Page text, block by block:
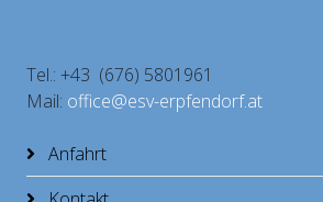
Tel.: +43 (676) 5801961
Mail: office@esv-erpfendorf.at
Anfahrt